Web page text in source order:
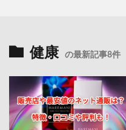
健康 の最新記事8件